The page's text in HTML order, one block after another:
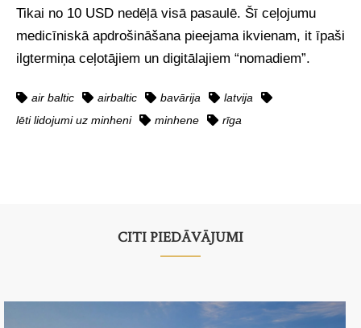
Tikai no 10 USD nedēļā visā pasaulē. Šī ceļojumu
medicīniskā apdrošināšana pieejama ikvienam, it īpaši
ilgtermiņa ceļotājiem un digitālajiem “nomadiem”.
air baltic airbaltic bavārija
latvija
lēti lidojumi uz minheni
minhene rīga
CITI PIEDĀVĀJUMI